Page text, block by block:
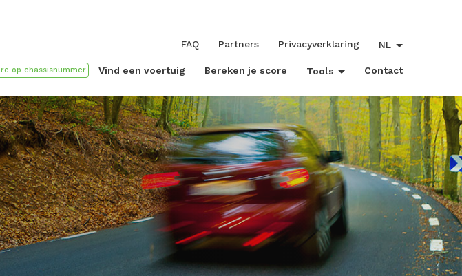
Vind een voertuig Bereken je score Tools Contact
FAQ Partners Privacyverklaring NL